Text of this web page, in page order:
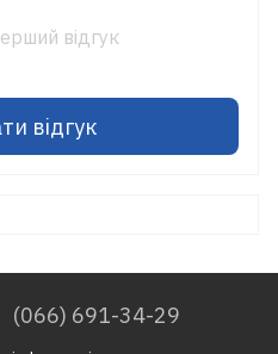
відгук
відгук
(066) 691-34-29